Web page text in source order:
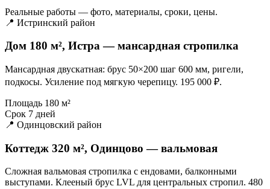
Реальные работы — фото, материалы, сроки, цены.
📍 Истринский район
Дом 180 м², Истра — мансардная стропилка
Мансардная двускатная: брус 50×200 шаг 600 мм, ригели,
подкосы. Усиление под мягкую черепицу. 195 000 ₽.
Площадь 180 м²
Срок 7 дней
📍 Одинцовский район
Коттедж 320 м², Одинцово — вальмовая
Сложная вальмовая стропилка с ендовами, балконными
выступами. Клееный брус LVL для центральных стропил. 480